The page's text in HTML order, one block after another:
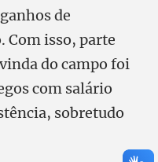
de
Com isso, parte
do campo foi
com salário
sobretudo